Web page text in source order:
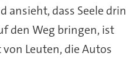
dass Seele drin
den Weg bringen, ist
Leuten, die Autos